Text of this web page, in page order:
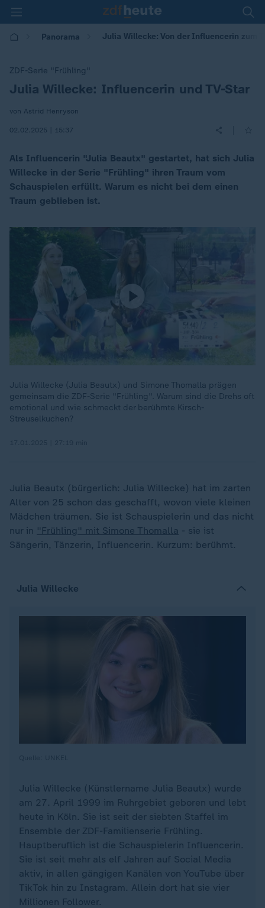
Panorama Julia Willecke: Von der Influencerin zum
ZDF-Serie "Frühling"
:
Julia Willecke: Influencerin und TV-Star
von Astrid Henryson
02.02.2025 | 15:37
Als Influencerin "Julia Beautx" gestartet, hat sich Julia
Willecke in der Serie "Frühling" ihren Traum vom
Schauspielen erfüllt. Warum es nicht bei dem einen
Traum geblieben ist.
Julia Willecke (Julia Beautx) und Simone Thomalla prägen
gemeinsam die ZDF-Serie "Frühling". Warum sind die Drehs oft
emotional und wie schmeckt der berühmte Kirsch-
Streuselkuchen?
Julia Beautx (bürgerlich: Julia Willecke) hat im zarten
Alter von 25 schon das geschafft, wovon viele kleinen
Mädchen träumen. Sie ist Schauspielerin und das nicht
nur in "Frühling" mit Simone Thomalla - sie ist
Sängerin, Tänzerin, Influencerin. Kurzum: berühmt.
Julia Willecke
Julia Willecke (Künstlername Julia Beautx) wurde
am 27. April 1999 im Ruhrgebiet geboren und lebt
heute in Köln. Sie ist seit der siebten Staffel im
Ensemble der ZDF-Familienserie Frühling.
Hauptberuflich ist die Schauspielerin Influencerin.
Sie ist seit mehr als elf Jahren auf Social Media
aktiv, in allen gängigen Kanälen von YouTube über
TikTok hin zu Instagram. Allein dort hat sie vier
Millionen Follower.